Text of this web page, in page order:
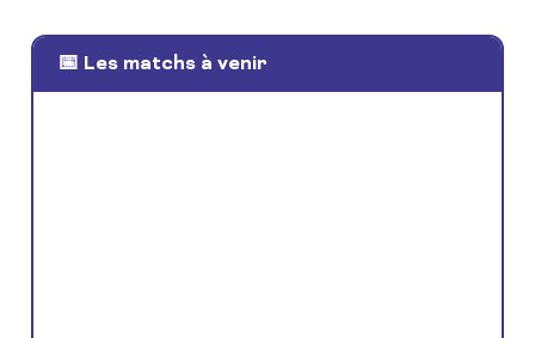
📅 Les matchs à venir